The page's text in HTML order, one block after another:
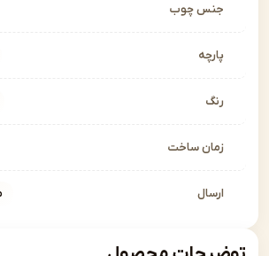
جنس چوب راش
زمان ساخت
مشهد +